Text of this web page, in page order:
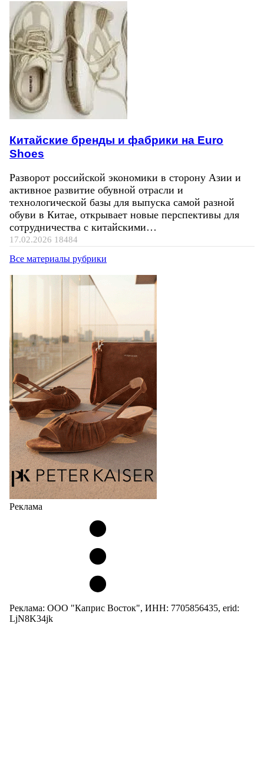
Китайские бренды и фабрики на Euro
Shoes
Разворот российской экономики в сторону Азии и
активное развитие обувной отрасли и
технологической базы для выпуска самой разной
обуви в Китае, открывает новые перспективы для
сотрудничества с китайскими…
17.02.2026 18484
Все материалы рубрики
Реклама
Реклама: ООО "Каприс Восток", ИНН: 7705856435, erid:
LjN8K34jk